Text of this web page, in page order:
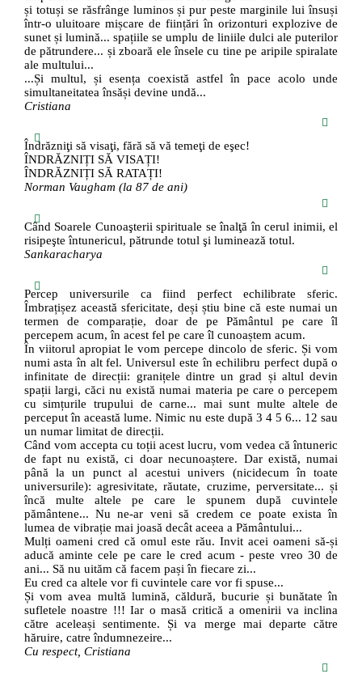
și totuși se răsfrânge luminos și pur peste marginile lui însuși
într-o uluitoare mișcare de ființări în orizonturi explozive de
sunet și lumină... spațiile se umplu de liniile dulci ale puterilor
de pătrundere... și zboară ele însele cu tine pe aripile spiralate
ale multului...
...Și multul, și esența coexistă astfel în pace acolo unde
simultaneitatea însăși devine undă...
Cristiana
Îndrăzniţi să visaţi, fără să vă temeţi de eşec!
ÎNDRĂZNIȚI SĂ VISAȚI!
ÎNDRĂZNIȚI SĂ RATAȚI!
Norman Vaugham (la 87 de ani)
Când Soarele Cunoaşterii spirituale se înalţă în cerul inimii, el
risipeşte întunericul, pătrunde totul şi luminează totul.
Sankaracharya
Percep universurile ca fiind perfect echilibrate sferic.
Îmbrațișez această sfericitate, deși știu bine că este numai un
termen de comparație, doar de pe Pământul pe care îl
percepem acum, în acest fel pe care îl cunoaștem acum.
În viitorul apropiat le vom percepe dincolo de sferic. Și vom
numi asta în alt fel. Universul este în echilibru perfect după o
infinitate de direcții: granițele dintre un grad și altul devin
spații largi, căci nu există numai materia pe care o percepem
cu simțurile trupului de carne... mai sunt multe altele de
perceput în această lume. Nimic nu este după 3 4 5 6... 12 sau
un numar limitat de direcții.
Când vom accepta cu toții acest lucru, vom vedea că întuneric
de fapt nu există, ci doar necunoaștere. Dar există, numai
până la un punct al acestui univers (nicidecum în toate
universurile): agresivitate, răutate, cruzime, perversitate... și
încă multe altele pe care le spunem după cuvintele
pământene... Nu ne-ar veni să credem ce poate exista în
lumea de vibrație mai joasă decât aceea a Pământului...
Mulți oameni cred că omul este rău. Invit acei oameni să-și
aducă aminte cele pe care le cred acum - peste vreo 30 de
ani... Să nu uităm că facem pași în fiecare zi...
Eu cred ca altele vor fi cuvintele care vor fi spuse...
Și vom avea multă lumină, căldură, bucurie și bunătate în
sufletele noastre !!! Iar o masă critică a omenirii va inclina
către aceleași sentimente. Și va merge mai departe către
hăruire, catre îndumnezeire...
Cu respect, Cristiana